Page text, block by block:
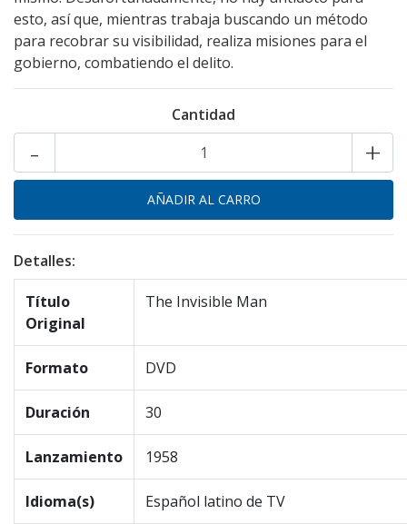
esto, así que, mientras trabaja buscando un método
para recobrar su visibilidad, realiza misiones para el
gobierno, combatiendo el delito.
Cantidad
+
-
Detalles:
Título
Original
The Invisible Man
Formato DVD
Duración 30
Lanzamiento 1958
Idioma(s) Español latino de TV